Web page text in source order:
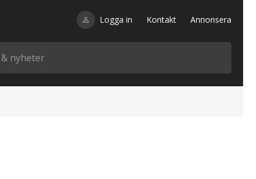
Logga in Kontakt Annonsera